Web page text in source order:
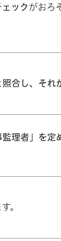
ック がおろ
合し、それ
監理者」を
。